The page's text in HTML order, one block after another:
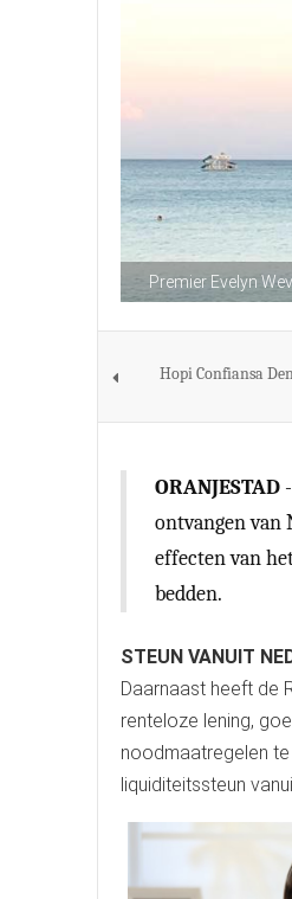
Premier Evelyn
Hopi Confiansa
ORANJESTAD
ontvangen van
effecten van
bedden.
STEUN VANUIT
Daarnaast heeft de
renteloze lening,
noodmaatregelen
liquiditeitssteun